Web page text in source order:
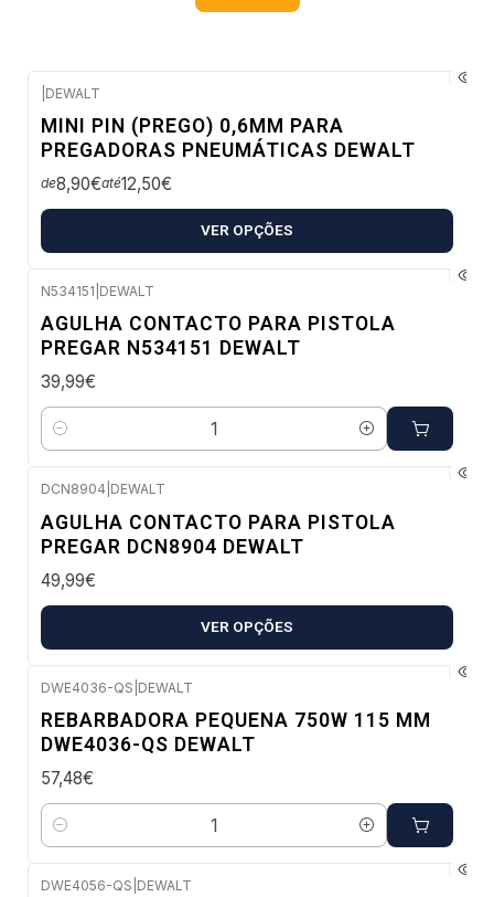
DEWALT
MINI PIN (PREGO) 0,6MM PARA
PREGADORAS PNEUMÁTICAS DEWALT
de8,90€até12,50€
VER OPÇÕES
N534151 DEWALT
AGULHA CONTACTO PARA PISTOLA
PREGAR N534151 DEWALT
39,99€
Quantidade
DCN8904 DEWALT
AGULHA CONTACTO PARA PISTOLA
PREGAR DCN8904 DEWALT
49,99€
VER OPÇÕES
DWE4036-QS DEWALT
REBARBADORA PEQUENA 750W 115 MM
DWE4036-QS DEWALT
57,48€
Quantidade
DWE4056-QS DEWALT